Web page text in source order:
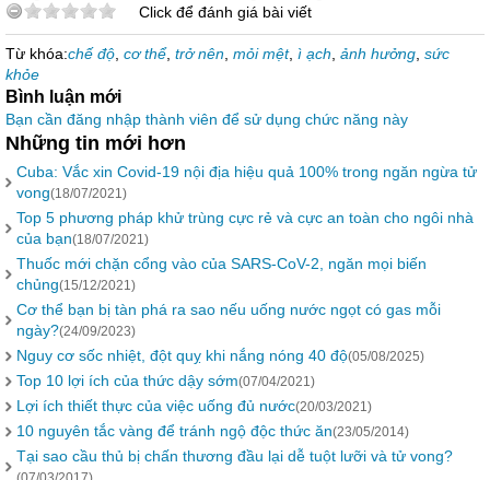
Click để đánh giá bài viết
Từ khóa:chế độ cơ thể, trở nên mỏi mệt, ì ạch ảnh hưởng sức
khỏe
Bình luận mới
Bạn cần đăng nhập thành viên để sử dụng chức năng này
Những tin mới hơn
Cuba: Vắc xin Covid-19 nội địa hiệu quả 100% trong ngăn ngừa tử
vong(18/07/2021)
Top 5 phương pháp khử trùng cực rẻ và cực an toàn cho ngôi nhà
của bạn(18/07/2021)
Thuốc mới chặn cổng vào của SARS-CoV-2, ngăn mọi biến
chủng(15/12/2021)
Cơ thể bạn bị tàn phá ra sao nếu uống nước ngọt có gas mỗi
ngày?(24/09/2023)
Nguy cơ sốc nhiệt, đột quỵ khi nắng nóng 40 độ(05/08/2025)
Top 10 lợi ích của thức dậy sớm(07/04/2021)
Lợi ích thiết thực của việc uống đủ nước(20/03/2021)
10 nguyên tắc vàng để tránh ngộ độc thức ăn(23/05/2014)
Tại sao cầu thủ bị chấn thương đầu lại dễ tuột lưỡi và tử vong?